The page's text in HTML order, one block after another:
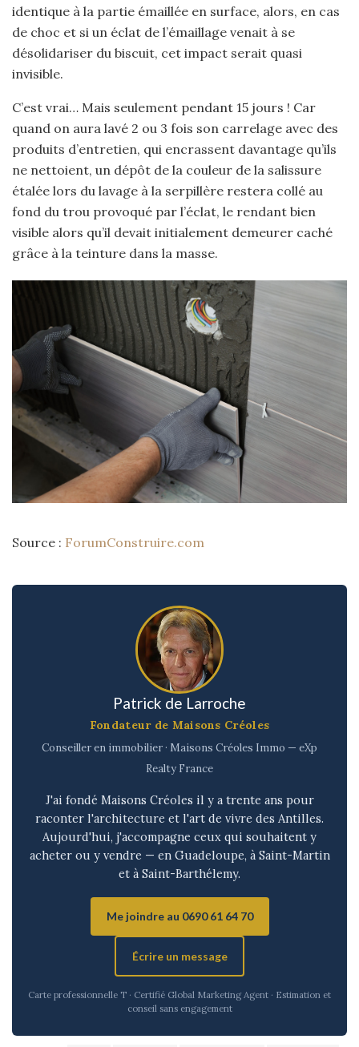
identique à la partie émaillée en surface, alors, en cas
de choc et si un éclat de l’émaillage venait à se
désolidariser du biscuit, cet impact serait quasi
invisible.
C’est vrai… Mais seulement pendant 15 jours ! Car
quand on aura lavé 2 ou 3 fois son carrelage avec des
produits d’entretien, qui encrassent davantage qu’ils
ne nettoient, un dépôt de la couleur de la salissure
étalée lors du lavage à la serpillère restera collé au
fond du trou provoqué par l’éclat, le rendant bien
visible alors qu’il devait initialement demeurer caché
grâce à la teinture dans la masse.
Source : ForumConstruire.com
Patrick de Larroche
Fondateur de Maisons Créoles
Conseiller en immobilier · Maisons Créoles Immo — eXp
Realty France
J'ai fondé Maisons Créoles il y a trente ans pour
raconter l'architecture et l'art de vivre des Antilles.
Aujourd'hui, j'accompagne ceux qui souhaitent y
acheter ou y vendre — en Guadeloupe, à Saint-Martin
et à Saint-Barthélemy.
Me joindre au 0690 61 64 70
Écrire un message
Carte professionnelle T · Certifié Global Marketing Agent · Estimation et
conseil sans engagement